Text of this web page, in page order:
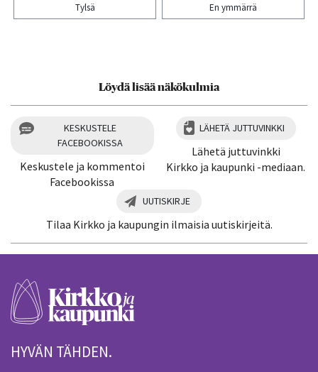
Tylsä En ymmärrä
Löydä lisää näkökulmia
KESKUSTELE
FACEBOOKISSA
Keskustele ja kommentoi
Facebookissa
LÄHETÄ JUTTUVINKKI
Lähetä juttuvinkki
Kirkko ja kaupunki -mediaan.
UUTISKIRJE
Tilaa Kirkko ja kaupungin ilmaisia uutiskirjeitä.
HYVÄN TÄHDEN.